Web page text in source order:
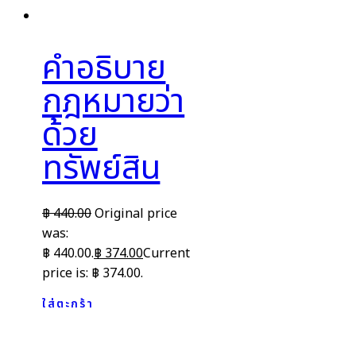
คำอธิบาย
กฎหมายว่า
ด้วย
ทรัพย์สิน
฿440.00Original price
was:
฿ 440.00.฿374.00Current
price is: ฿ 374.00.
ใส่ตะกร้า